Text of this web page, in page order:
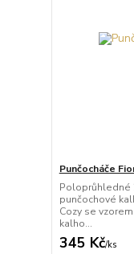
Punčocháče
Poloprůhledné
punčochové
Cozy se
kalho...
345 Kč/ks